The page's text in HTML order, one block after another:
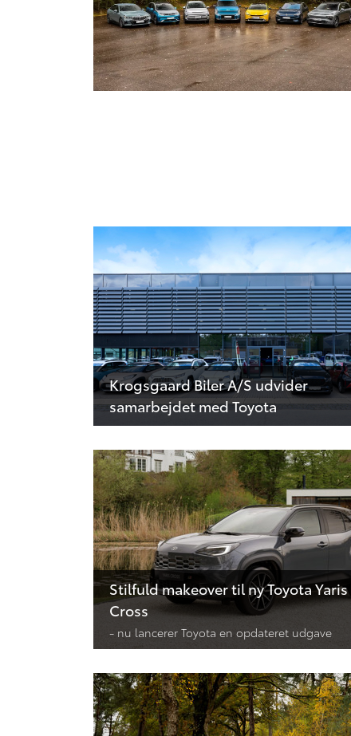
Krogsgaard Biler A/S udvider
samarbejdet med Toyota
Stilfuld makeover til ny Toyota Yaris
Cross
- nu lancerer Toyota en opdateret udgave